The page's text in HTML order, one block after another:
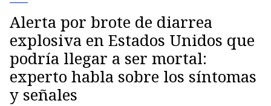
Alerta por brote de diarrea
explosiva en Estados Unidos que
podría llegar a ser mortal:
experto habla sobre los síntomas
y señales